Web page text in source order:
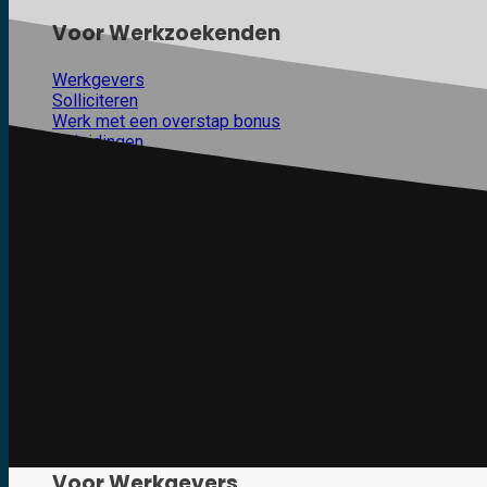
Voor Werkzoekenden
Werkgevers
Solliciteren
Werk met een overstap bonus
Opleidingen